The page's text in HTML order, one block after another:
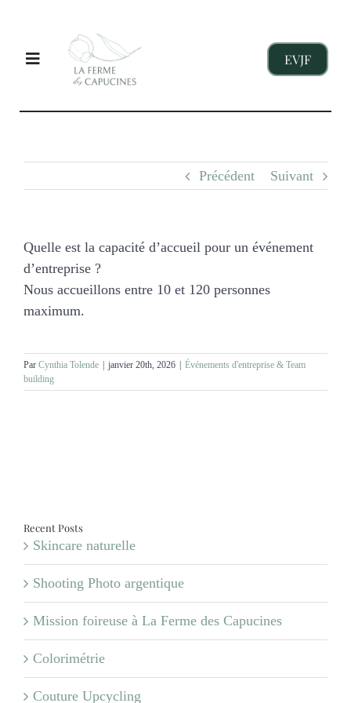
contenu
Toggle
Navigation
ENTREPRISES
ENFANTS
NOS GITES
MARIAGES
EVJF
Précédent Suivant
Quelle est la capacité d’accueil pour un événement
d’entreprise ?
Nous accueillons entre 10 et 120 personnes
maximum.
Par Cynthia Tolende | janvier 20th, 2026 | Événements d'entreprise & Team
building
Recent Posts
Skincare naturelle
Shooting Photo argentique
Mission foireuse à La Ferme des Capucines
Colorimétrie
Couture Upcycling